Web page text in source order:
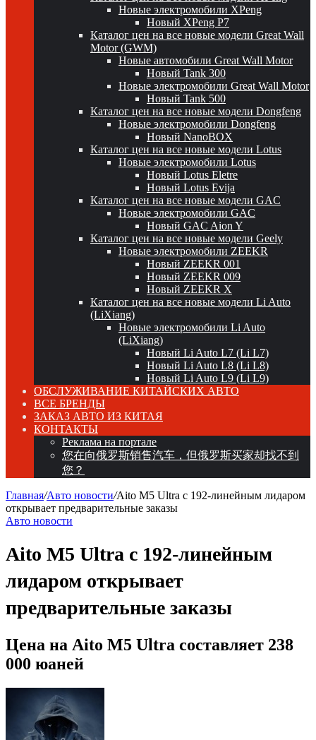
Новые электромобили XPeng
Новый XPeng P7
Каталог цен на все новые модели Great Wall
Motor (GWM)
Новые автомобили Great Wall Motor
Новый Tank 300
Новые электромобили Great Wall Motor
Новый Tank 500
Каталог цен на все новые модели Dongfeng
Новые электромобили Dongfeng
Новый NanoBOX
Каталог цен на все новые модели Lotus
Новые электромобили Lotus
Новый Lotus Eletre
Новый Lotus Evija
Каталог цен на все новые модели GAC
Новые электромобили GAC
Новый GAC Aion Y
Каталог цен на все новые модели Geely
Новые электромобили ZEEKR
Новый ZEEKR 001
Новый ZEEKR 009
Новый ZEEKR X
Каталог цен на все новые модели Li Auto
(LiXiang)
Новые электромобили Li Auto
(LiXiang)
Новый Li Auto L7 (Li L7)
Новый Li Auto L8 (Li L8)
Новый Li Auto L9 (Li L9)
ОБСЛУЖИВАНИЕ КИТАЙСКИХ АВТО
ВСЕ БРЕНДЫ
ЗАКАЗ АВТО ИЗ КИТАЯ
КОНТАКТЫ
Реклама на портале
您在向俄罗斯销售汽车，但俄罗斯买家却找不到
您？
Главная/Авто новости/Aito M5 Ultra с 192-линейным лидаром
открывает предварительные заказы
Авто новости
Aito M5 Ultra с 192-линейным
лидаром открывает
предварительные заказы
Цена на Aito M5 Ultra составляет 238
000 юаней